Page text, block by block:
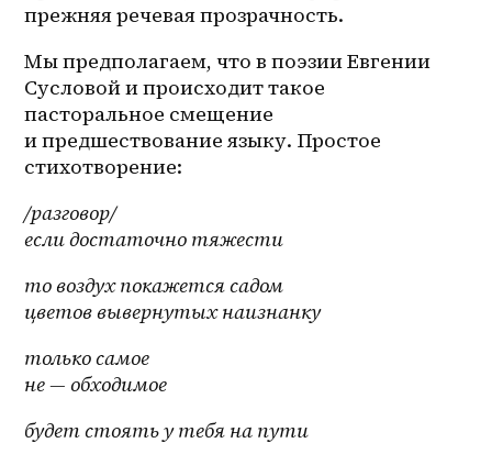
прежняя речевая прозрачность.
Мы предполагаем, что в поэзии Евгении
Сусловой и происходит такое
пасторальное смещение
и предшествование языку. Простое
стихотворение:
/разговор/
если достаточно тяжести
то воздух покажется садом
цветов вывернутых наизнанку
только самое
не — обходимое
будет стоять у тебя на пути